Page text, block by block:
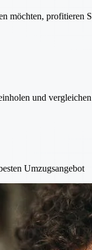
möchten, profitieren
und vergleichen
Umzugsangebot